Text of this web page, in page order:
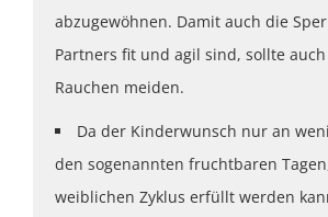
abzugewöhnen. Damit auch die
Partners fit und agil sind, sollte
Rauchen meiden.
Da der Kinderwunsch nur an
den sogenannten fruchtbaren
weiblichen Zyklus erfüllt werden